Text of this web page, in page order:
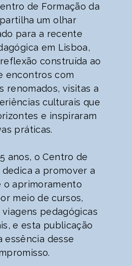
de Formação da
um olhar
para a recente
em Lisboa,
construída ao
encontros com
renomados, visitas a
culturais que
e inspiraram
práticas.
anos, o Centro de
dedica a promover a
o aprimoramento
meio de cursos,
viagens pedagógicas
e esta publicação
essência desse